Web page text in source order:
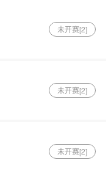
未开赛[2]
未开赛[2]
未开赛[2]